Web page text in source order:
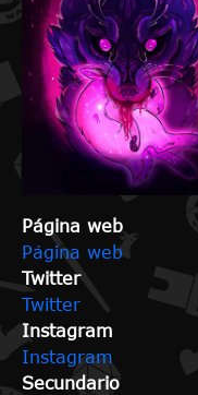
Página web
Página web
Twitter
Twitter
Instagram
Instagram
Secundario